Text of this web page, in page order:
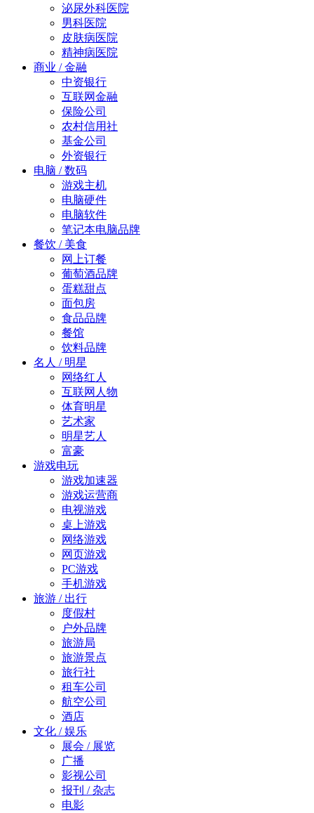
泌尿外科医院
男科医院
皮肤病医院
精神病医院
商业 / 金融
中资银行
互联网金融
保险公司
农村信用社
基金公司
外资银行
电脑 / 数码
游戏主机
电脑硬件
电脑软件
笔记本电脑品牌
餐饮 / 美食
网上订餐
葡萄酒品牌
蛋糕甜点
面包房
食品品牌
餐馆
饮料品牌
名人 / 明星
网络红人
互联网人物
体育明星
艺术家
明星艺人
富豪
游戏电玩
游戏加速器
游戏运营商
电视游戏
桌上游戏
网络游戏
网页游戏
PC游戏
手机游戏
旅游 / 出行
度假村
户外品牌
旅游局
旅游景点
旅行社
租车公司
航空公司
酒店
文化 / 娱乐
展会 / 展览
广播
影视公司
报刊 / 杂志
电影